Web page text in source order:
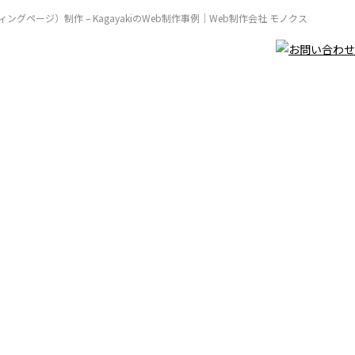
ングページ）制作 – KagayakiのWeb制作事例｜Web制作会社 モノクス